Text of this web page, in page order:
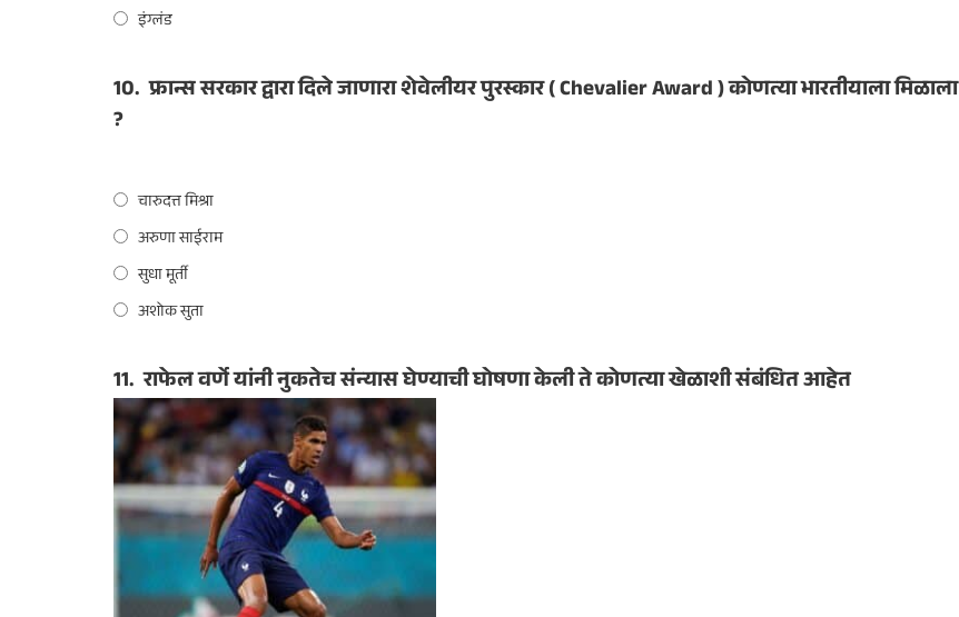
इंग्लंड
10. फ्रान्स सरकार द्वारा दिले जाणारा शेवेलीयर पुरस्कार ( Chevalier Award ) कोणत्या भारतीयाला मिळाला
?
चारुदत्त मिश्रा
अरुणा साईराम
सुधा मूर्ती
अशोक सुता
11. राफेल वर्णे यांनी नुकतेच संन्यास घेण्याची घोषणा केली ते कोणत्या खेळाशी संबंधित आहेत